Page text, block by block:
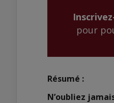
pour
Résumé :
N’oubliez